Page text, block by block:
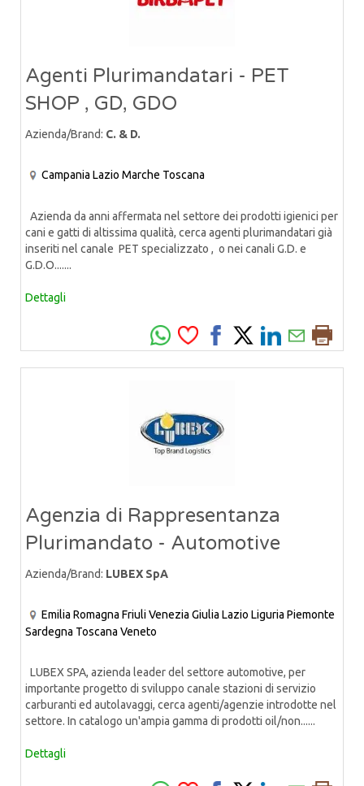
Agenti Plurimandatari - PET
SHOP , GD, GDO
Azienda/Brand: C. & D.
Campania Lazio Marche Toscana
Azienda da anni affermata nel settore dei prodotti igienici per
cani e gatti di altissima qualità, cerca agenti plurimandatari già
inseriti nel canale PET specializzato , o nei canali G.D. e
G.D.O.......
Dettagli
Agenzia di Rappresentanza
Plurimandato - Automotive
Azienda/Brand: LUBEX SpA
Emilia Romagna Friuli Venezia Giulia Lazio Liguria Piemonte
Sardegna Toscana Veneto
LUBEX SPA, azienda leader del settore automotive, per
importante progetto di sviluppo canale stazioni di servizio
carburanti ed autolavaggi, cerca agenti/agenzie introdotte nel
settore. In catalogo un'ampia gamma di prodotti oil/non......
Dettagli